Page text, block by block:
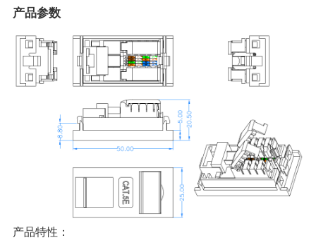
产品参数
产品特性：